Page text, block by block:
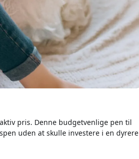
pris. Denne budgetvenlige pen til
uden at skulle investere i en dyrere